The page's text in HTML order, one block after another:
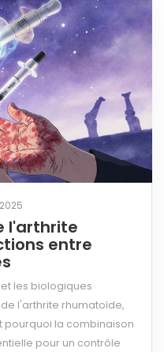
l'arthrite
entre
et les biologiques
l'arthrite rhumatoïde,
pourquoi la combinaison
pour un contrôle